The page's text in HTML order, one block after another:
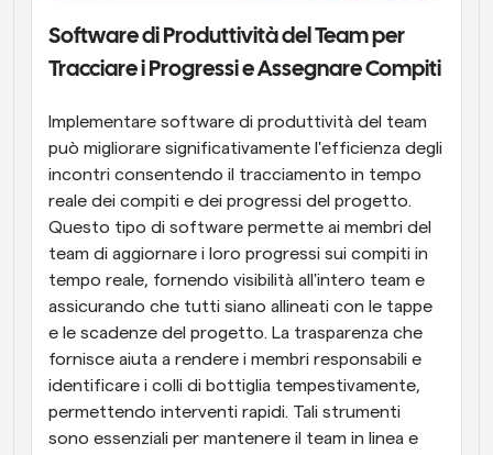
Software di Produttività del Team per
Tracciare i Progressi e Assegnare Compiti
Implementare software di produttività del team
può migliorare significativamente l'efficienza degli
incontri consentendo il tracciamento in tempo
reale dei compiti e dei progressi del progetto.
Questo tipo di software permette ai membri del
team di aggiornare i loro progressi sui compiti in
tempo reale, fornendo visibilità all'intero team e
assicurando che tutti siano allineati con le tappe
e le scadenze del progetto. La trasparenza che
fornisce aiuta a rendere i membri responsabili e
identificare i colli di bottiglia tempestivamente,
permettendo interventi rapidi. Tali strumenti
sono essenziali per mantenere il team in linea e